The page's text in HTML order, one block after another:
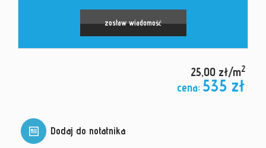
zostaw wiadomość
25,00 zł/m2
cena: 535 zł
Dodaj do notatnika